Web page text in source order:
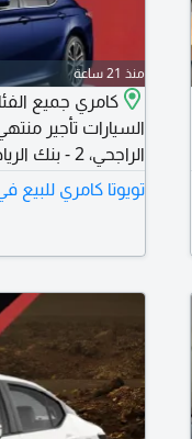
منذ 21 ساعة
تويوتا كامري للبيع